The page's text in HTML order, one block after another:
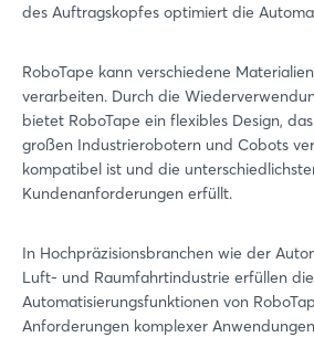
des Auftragskopfes optimiert die
RoboTape kann verschiedene
verarbeiten. Durch die
bietet RoboTape ein flexibles Design,
großen Industrierobotern und Cobots
kompatibel ist und die
Kundenanforderungen erfüllt.
In Hochpräzisionsbranchen wie der
Luft- und Raumfahrtindustrie erfüllen
Automatisierungsfunktionen von
Anforderungen komplexer
Login